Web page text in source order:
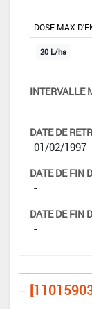
DOSE MAX
20 L/ha
INTERVALLE
-
DATE DE
01/02/1997
DATE DE FIN
-
DATE DE FIN
-